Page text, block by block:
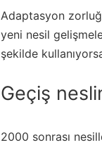
Adaptasyon
yeni nesil
şekilde
Geçiş
2000 sonrası